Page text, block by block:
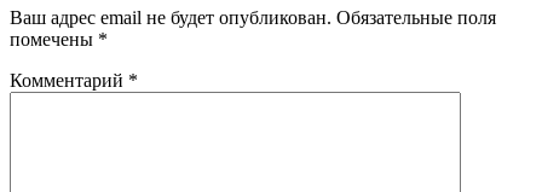
Ваш адрес email не будет опубликован. Обязательные поля
помечены *
Комментарий *